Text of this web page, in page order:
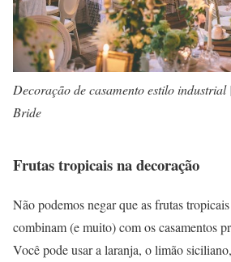
Decoração de casamento estilo
Bride
Frutas tropicais na decoração
Não podemos negar que as frutas
combinam (e muito) com os casamentos
Você pode usar a laranja, o limão